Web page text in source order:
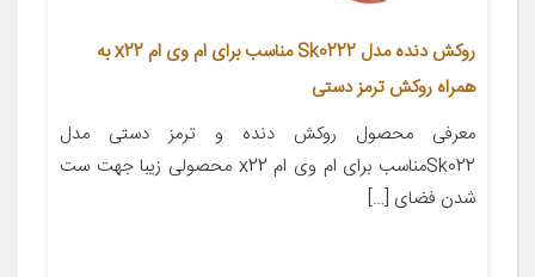
روکش دنده مدل Sk0222 مناسب برای ام وی ام x22 به
همراه روکش ترمز دستی
معرفی محصول روکش دنده و ترمز دستی مدل
Sk022مناسب برای ام وی ام x22 محصولی زیبا جهت ست
شدن فضای […]